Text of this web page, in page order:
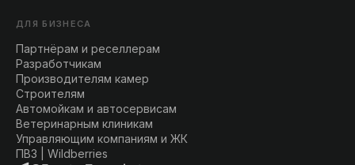
ДЛЯ БИЗНЕСА
Партнёрам и реселлерам
Разработчикам
Производителям камер
Строителям
Автомойкам и автосервисам
Ветеринарным клиникам
Управляющим компаниям и ЖК
ПВЗ | Wildberries